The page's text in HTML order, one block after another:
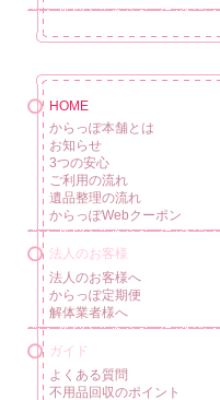
HOME
からっぽ本舗とは
お知らせ
3つの安心
ご利用の流れ
遺品整理の流れ
からっぽWebクーポン
法人のお客様
法人のお客様へ
からっぽ定期便
解体業者様へ
ガイド
よくある質問
不用品回収のポイント